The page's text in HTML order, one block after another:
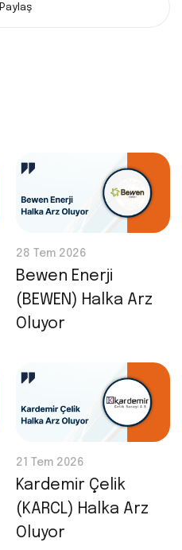
Paylaş
28 Tem 2026
Bewen Enerji
(BEWEN) Halka Arz
Oluyor
21 Tem 2026
Kardemir Çelik
(KARCL) Halka Arz
Oluyor